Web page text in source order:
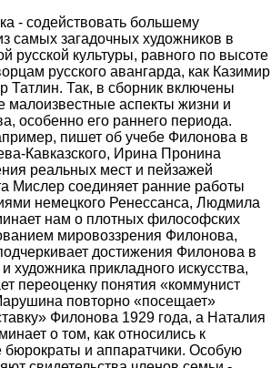
- содействовать большему
самых загадочных художников в
русской культуры, равного по высоте
русского авангарда, как Казимир
Татлин. Так, в сборник включены
малоизвестные аспекты жизни и
особенно его раннего периода.
пишет об учебе Филонова в
Кавказского, Ирина Пронина
реальных мест и пейзажей
Мислер соединяет ранние работы
немецкого Ренессанса, Людмила
нам о плотных философских
мировоззрения Филонова,
достижения Филонова в
художника прикладного искусства,
переоценку понятия «коммунист
повторно «посещает»
Филонова 1929 года, а Наталия
о том, как относились к
бюрократы и аппаратчики. Особую